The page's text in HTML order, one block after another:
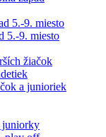
5.-9. miesto
5.-9. miesto
žiačok
a junioriek
juniorky